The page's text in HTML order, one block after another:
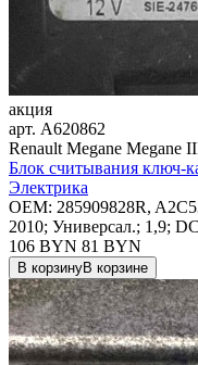
акция
арт. A620862
Renault Megane Megane
Блок считывания ключ-
Электрика
OEM: 285909828R,
2010; Универсал.; 1,9;
106 BYN 81 BYN
В корзинуВ корзине